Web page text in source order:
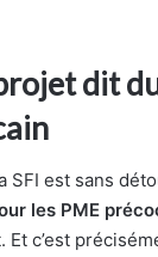
dit
SFI est sans
les PME
Et c’est